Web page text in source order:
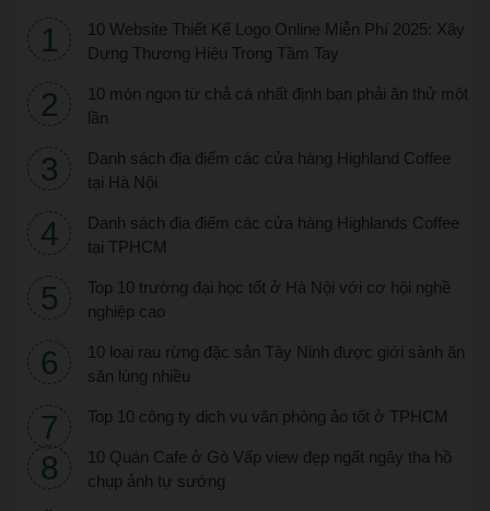
10 Website Thiết Kế Logo Online Miễn Phí 2025: Xây
Dựng Thương Hiệu Trong Tầm Tay
10 món ngon từ chả cá nhất định bạn phải ăn thử một
lần
Danh sách địa điểm các cửa hàng Highland Coffee
tại Hà Nội
Danh sách địa điểm các cửa hàng Highlands Coffee
tại TPHCM
Top 10 trường đại học tốt ở Hà Nội với cơ hội nghề
nghiệp cao
10 loại rau rừng đặc sản Tây Ninh được giới sành ăn
săn lùng nhiều
Top 10 công ty dịch vụ văn phòng ảo tốt ở TPHCM
10 Quán Cafe ở Gò Vấp view đẹp ngất ngây tha hồ
chụp ảnh tự sướng